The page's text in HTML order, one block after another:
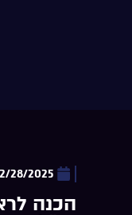
28/2025
הכנה